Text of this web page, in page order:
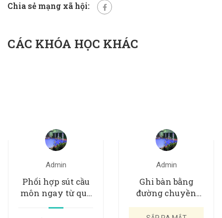
Chia sẻ mạng xã hội:
CÁC KHÓA HỌC KHÁC
Admin
Phối hợp sút cầu
môn ngay từ quả
giao bóng
Admin
Ghi bàn bằng
đường chuyền
vào cột xa